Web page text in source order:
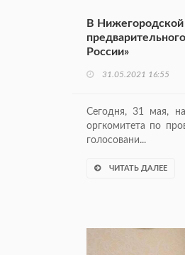
В Нижегородской
России»
31.05.2021 16:55
Сегодня, 31 мая, на
оргкомитета по
голосовани...
ЧИТАТЬ ДАЛЕЕ